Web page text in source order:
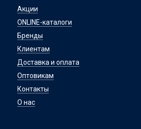
Акции
ONLINE-каталоги
Бренды
Клиентам
Доставка и оплата
Оптовикам
Контакты
О нас